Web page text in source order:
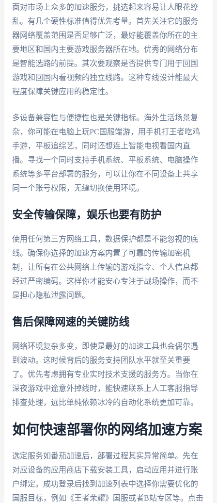
面对市场上众多的加速服务，挑选起来容易让人眼花缭
乱。有几个硬性标准值得优先考量。首先关注它的服务
器网络覆盖范围是否足够广泛，最好能覆盖你所在的主
要地区和国内主要游戏服务器所在地。优秀的网络分布
是智能选路的前提。其次要观察是否提供专门用于回国
游戏和回国内看视频的独立线路。这种专线设计能最大
程度保障关键应用的稳定性。
多设备兼容性与便捷性也是关键指标。海外生活场景复
杂，你可能在电脑上玩PC国服端游，用手机打王者吃鸡
手游，平板追综艺，同时还想连上智能电视看国内直
播。寻找一个同时支持手机系统、平板系统、电脑操作
系统等多平台部署的服务，可以让你在不同设备上共享
同一个账号权限，无缝切换使用环境。
安全传输保障，娱乐也要有防护
使用任何第三方网络工具，数据保护都是不能忽视的底
线。确保你选择的加速方案内置了可靠的传输加密机
制，让所有在公共网络上传输的游戏指令、个人信息都
经过严密编码。这样你才能安心专注于战场操作，而不
是担心隐私泄露问题。
售后保障网速的关键防线
网络环境复杂多变，即使是最好的加速工具也会偶尔遇
到波动。这时候背后的服务支持团队水平就至关重要
了。优先考虑拥有专业实时技术支援的服务方。当你在
深夜游戏中途意外掉线时，能快速联系上人工客服指导
排查处理，远比单纯依赖冰冷的自动化系统更加可靠。
如何快速部署你的网络加速方案
选定服务如番茄加速后，部署过程其实异常简单。先在
对应设备的应用商店下载安装工具，启动应用并进行账
户绑定。成功登录后找到加速列表中选择你需要优化的
国服目标，例如《王者荣耀》国服或者B站专区等。点击